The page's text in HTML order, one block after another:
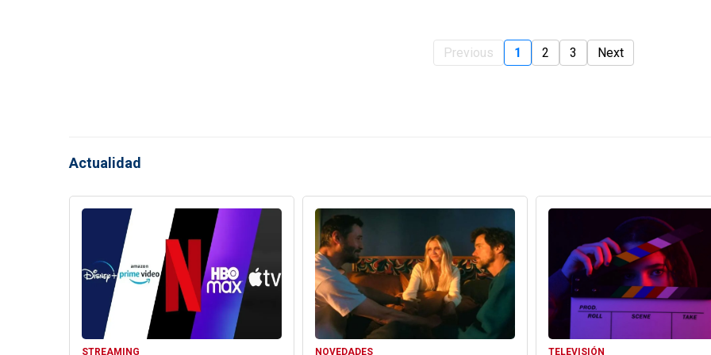
Previous 1 2 3 Next
Actualidad
STREAMING NOVEDADES TELEVISIÓN